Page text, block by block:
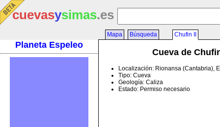
cuevasysimas.es
Planeta Espeleo
Mapa Búsqueda Chufin II
Cueva de
Localización: Rionansa (Cantabria),
Tipo: Cueva
Geología: Caliza
Estado: Permiso necesario